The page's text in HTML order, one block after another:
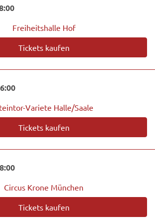
Freiheitshalle Hof
Tickets kaufen
Variete Halle/Saale
Tickets kaufen
Circus Krone München
Tickets kaufen